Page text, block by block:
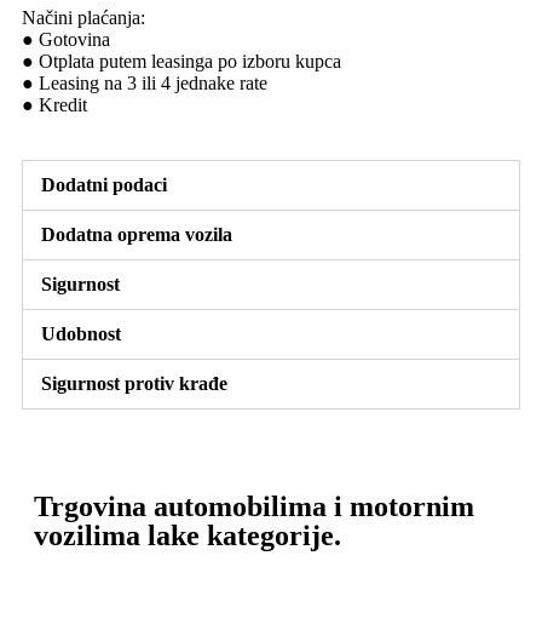
Načini plaćanja:
● Gotovina
● Otplata putem leasinga po izboru kupca
● Leasing na 3 ili 4 jednake rate
● Kredit
Dodatni podaci
Dodatna oprema vozila
Sigurnost
Udobnost
Sigurnost protiv krađe
Trgovina automobilima i motornim
vozilima lake kategorije.